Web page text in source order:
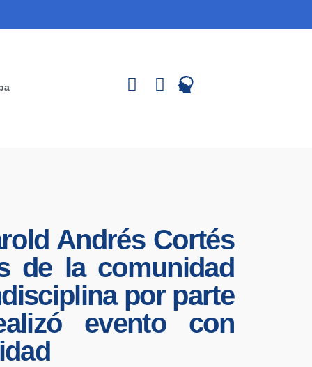
Andrés Cortés
de la comunidad
por parte
evento con